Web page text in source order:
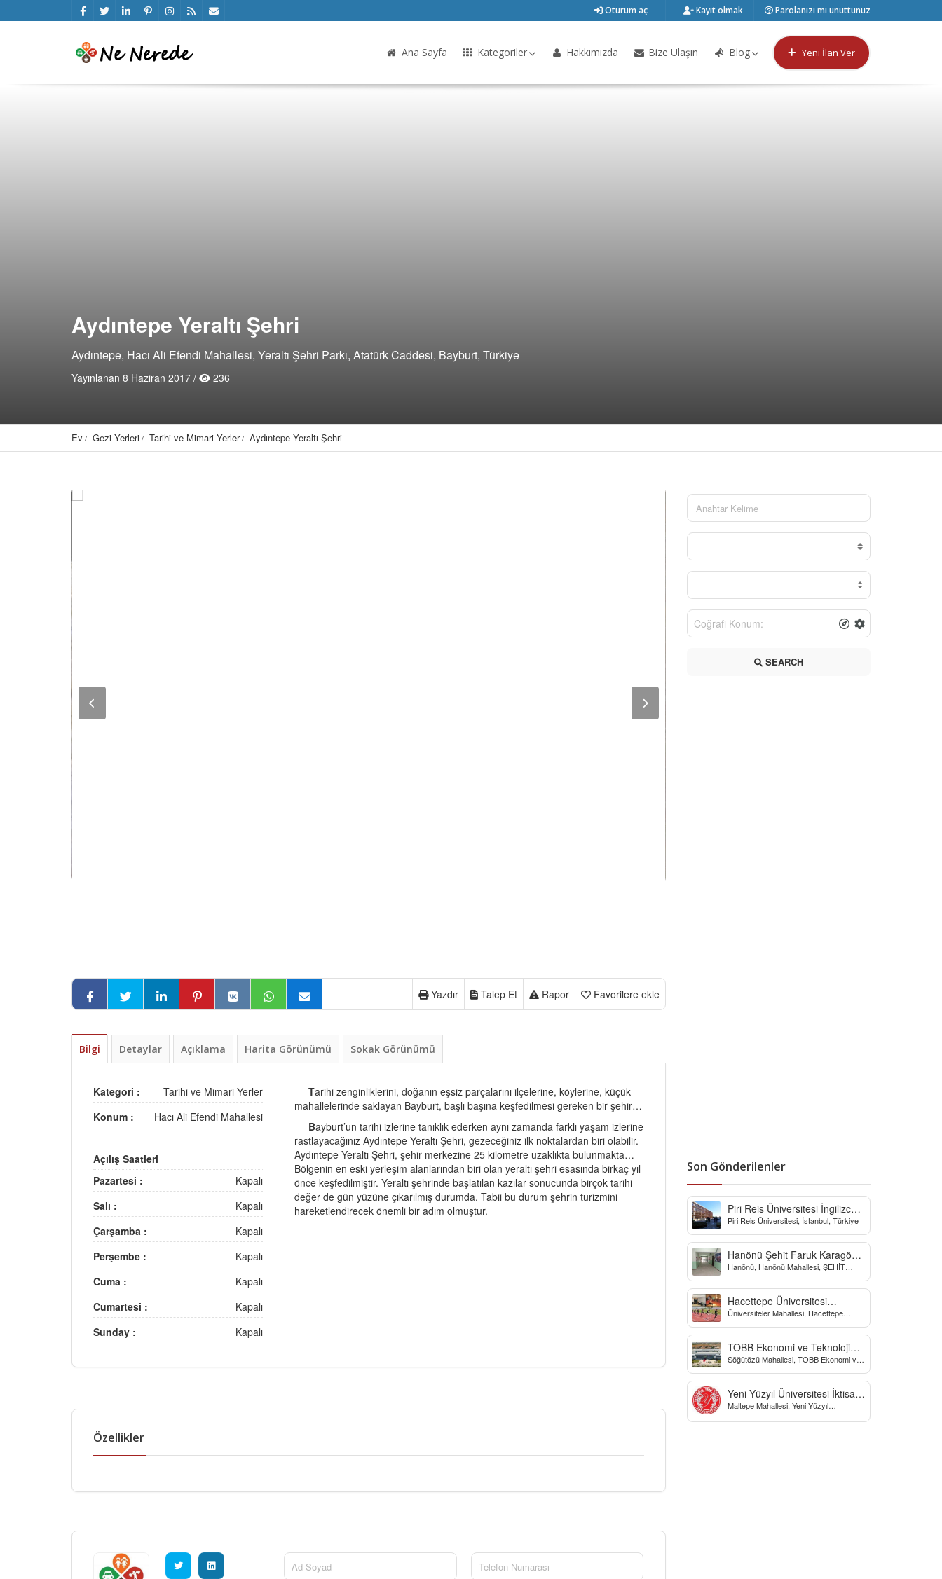
Oturum aç Kayıt olmak Parolanızı mı unuttunuz
Ana Sayfa Kategoriler Hakkımızda Bize Ulaşın Blog Yeni İlan Ver
Aydıntepe Yeraltı Şehri
Aydıntepe, Hacı Ali Efendi Mahallesi, Yeraltı Şehri Parkı, Atatürk Caddesi, Bayburt, Türkiye
Yayınlanan 8 Haziran 2017 / 236
Ev Gezi Yerleri Tarihi ve Mimari Yerler Aydıntepe Yeraltı Şehri
Favorilere ekle
Rapor
Talep Et
Yazdır
Bilgi Detaylar Açıklama Harita Görünümü Sokak Görünümü
Kategori :
Tarihi ve Mimari Yerler
Konum :
Hacı Ali Efendi Mahallesi
Açılış Saatleri
Pazartesi :
Kapalı
Salı :
Kapalı
Çarşamba :
Kapalı
Perşembe :
Kapalı
Cuma :
Kapalı
Cumartesi :
Kapalı
Sunday :
Kapalı
Tarihi zenginliklerini, doğanın eşsiz parçalarını ilçelerine, köylerine, küçük
mahallelerinde saklayan Bayburt, başlı başına keşfedilmesi gereken bir şehir…
Bayburt’un tarihi izlerine tanıklık ederken aynı zamanda farklı yaşam izlerine
rastlayacağınız Aydıntepe Yeraltı Şehri, gezeceğiniz ilk noktalardan biri olabilir.
Aydıntepe Yeraltı Şehri, şehir merkezine 25 kilometre uzaklıkta bulunmakta…
Bölgenin en eski yerleşim alanlarından biri olan yeraltı şehri esasında birkaç yıl
önce keşfedilmiştir. Yeraltı şehrinde başlatılan kazılar sonucunda birçok tarihi
değer de gün yüzüne çıkarılmış durumda. Tabii bu durum şehrin turizmini
hareketlendirecek önemli bir adım olmuştur.
Özellikler
SEARCH
Son Gönderilenler
Piri Reis Üniversitesi İngilizce
Hazırlık Bölümü
Piri Reis Üniversitesi, İstanbul, Türkiye
Hanönü Şehit Faruk Karagöz
Yatılı Bölge Ortaokulu
Hanönü, Hanönü Mahallesi, ŞEHİT
Sokak, Kastamonu, Türkiye
Hacettepe Üniversitesi
Biyomekanik Laboratuvarı
Üniversiteler Mahallesi, Hacettepe
Yo, Çankaya/Ankara, Türkiye
TOBB Ekonomi ve Teknoloji
Üniversitesi
Söğütözü Mahallesi, TOBB Ekonomi ve
Caddesi, Ankara, Türkiye
Yeni Yüzyıl Üniversitesi İktisadi
ve İdari Bilimler Fakültesi
Maltepe Mahallesi, Yeni Yüzyıl